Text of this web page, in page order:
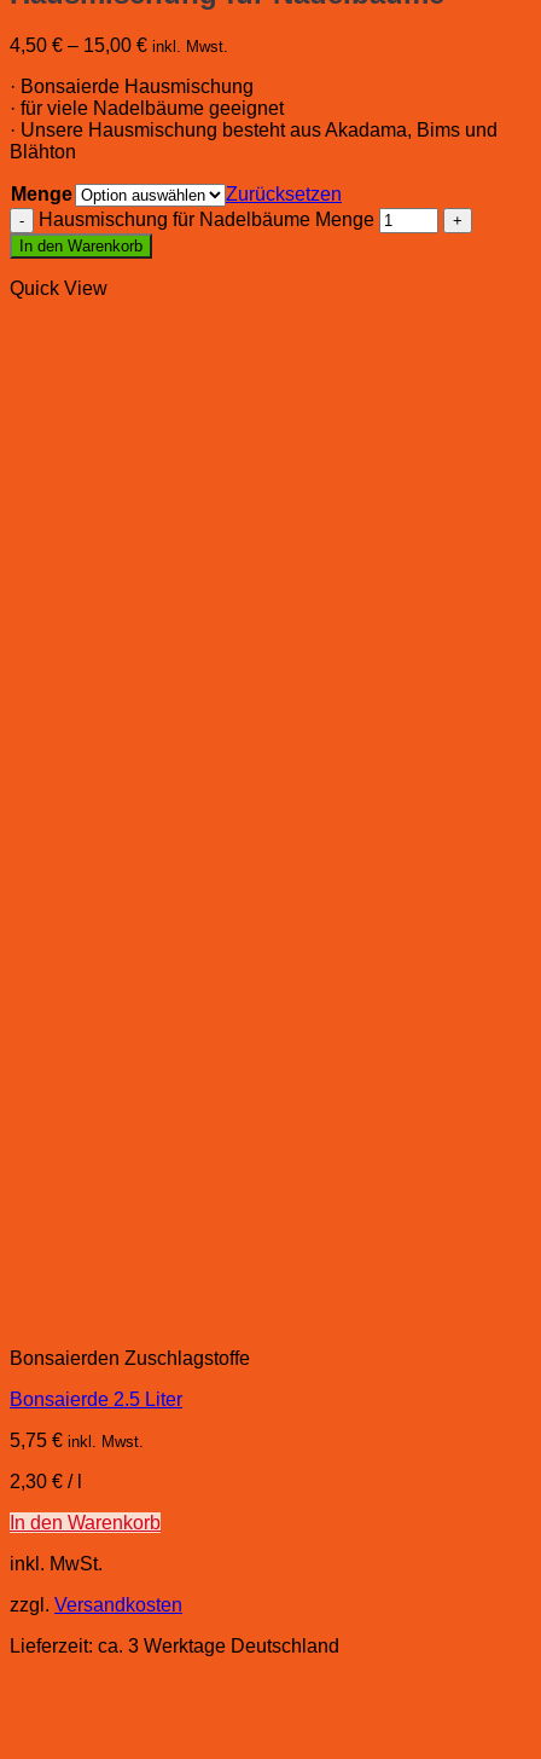
4,50 € – 15,00 € inkl. Mwst.
· Bonsaierde Hausmischung
· für viele Nadelbäume geeignet
· Unsere Hausmischung besteht aus Akadama, Bims und
Blähton
Menge
Zurücksetzen
Hausmischung für Nadelbäume Menge
In den Warenkorb
Quick View
Bonsaierden Zuschlagstoffe
Bonsaierde 2.5 Liter
5,75 € inkl. Mwst.
2,30 € /
In den Warenkorb
inkl. MwSt.
zzgl. Versandkosten
Lieferzeit: ca. 3 Werktage Deutschland